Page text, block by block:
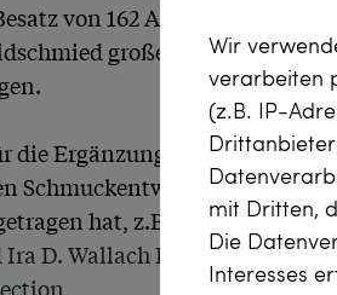
von 162 Altschliff-
große Mondstein-
die Ergänzungen finden sich
Schmuckentwürfen, welche
hat, z.B. in der
D. Wallach Division of Art,
Wir
verarbeiten
(z.B. IP-
mit Dritten,
Die
Interesses